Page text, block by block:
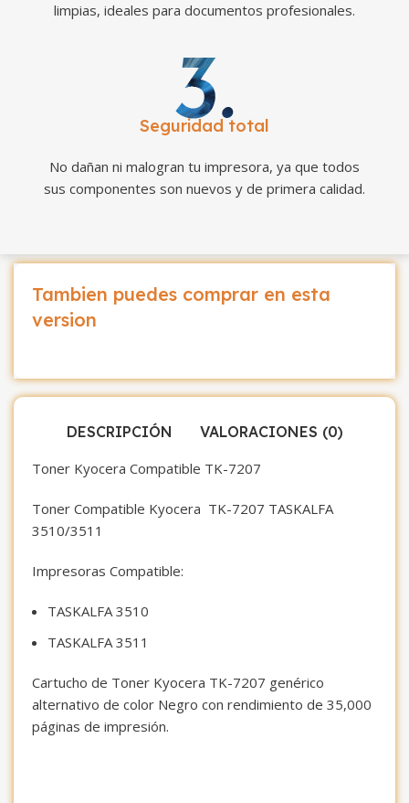
limpias, ideales para documentos profesionales.
Seguridad total
No dañan ni malogran tu impresora, ya que todos
sus componentes son nuevos y de primera calidad.
DESCRIPCIÓN
VALORACIONES (0)
Toner Kyocera Compatible TK-7207
Toner Compatible Kyocera TK-7207 TASKALFA
3510/3511
Impresoras Compatible:
TASKALFA 3510
TASKALFA 3511
Cartucho de Toner Kyocera TK-7207 genérico
alternativo de color Negro con rendimiento de 35,000
páginas de impresión.
Tambien puedes comprar en esta
version